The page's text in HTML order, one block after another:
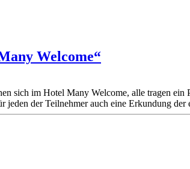
Welcome“
sich im Hotel Many Welcome, alle tragen
jeden der Teilnehmer auch eine Erkundung